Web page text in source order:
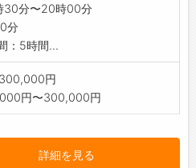
30分〜20時00分
分
：5時間...
円
円〜300,000円
詳細を見る